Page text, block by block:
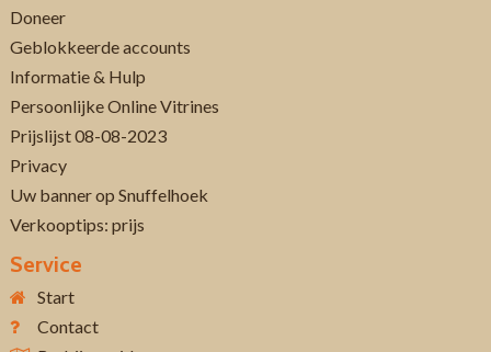
Doneer
Geblokkeerde accounts
Informatie & Hulp
Persoonlijke Online Vitrines
Prijslijst 08-08-2023
Privacy
Uw banner op Snuffelhoek
Verkooptips: prijs
Service
Start
Contact